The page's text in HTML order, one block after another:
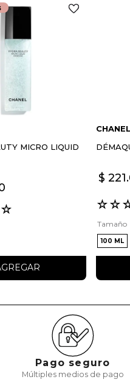
MICRO LIQUID
☆
CHANEL
$ 221.
☆☆
Tamaño
100 ML
Pago seguro
Múltiples medios de pago